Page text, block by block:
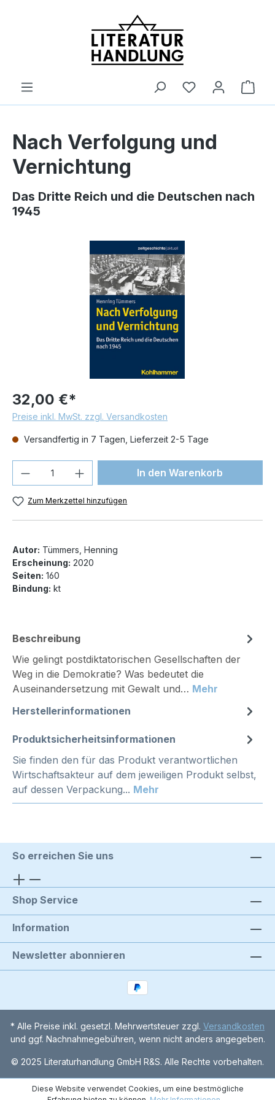
Nach Verfolgung und
Vernichtung
Das Dritte Reich und die Deutschen nach
1945
32,00 €*
Preise inkl. MwSt. zzgl. Versandkosten
Versandfertig in 7 Tagen, Lieferzeit 2-5 Tage
Produkt Anzahl: Gib denIn den Warenkorb
Zum Merkzettel hinzufügen
Autor: Tümmers, Henning
Erscheinung: 2020
Seiten: 160
Bindung: kt
Beschreibung
Wie gelingt postdiktatorischen Gesellschaften der
Weg in die Demokratie? Was bedeutet die
Auseinandersetzung mit Gewalt und… Mehr
Herstellerinformationen
Produktsicherheitsinformationen
Sie finden den für das Produkt verantwortlichen
Wirtschaftsakteur auf dem jeweiligen Produkt selbst,
auf dessen Verpackung... Mehr
So erreichen Sie uns
Shop Service
Information
Newsletter abonnieren
* Alle Preise inkl. gesetzl. Mehrwertsteuer zzgl. Versandkosten
und ggf. Nachnahmegebühren, wenn nicht anders angegeben.
© 2025 Literaturhandlung GmbH R&S. Alle Rechte vorbehalten.
Diese Website verwendet Cookies, um eine bestmögliche